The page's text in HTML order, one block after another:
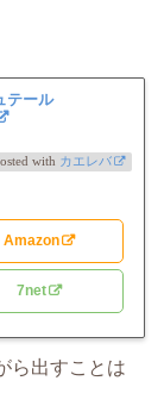
テール
with カエレバ
Amazon
7net
ら出すことは